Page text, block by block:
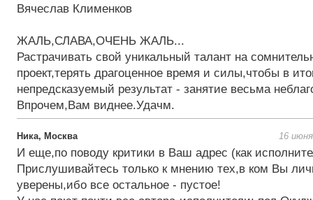
Вячеслав Клименков
ЖАЛЬ,СЛАВА,ОЧЕНЬ ЖАЛЬ...
Растрачивать свой уникальный талант на
проект,терять драгоценное время и силы,чтобы в
непредсказуемый результат - занятие весьма
Впрочем,Вам виднее.Удачм.
Ника, Москва 16
И еще,по поводу критики в Ваш адрес (как
Прислушивайтесь только к мнению тех,в ком Вы
уверены,ибо все остальное - пустое!